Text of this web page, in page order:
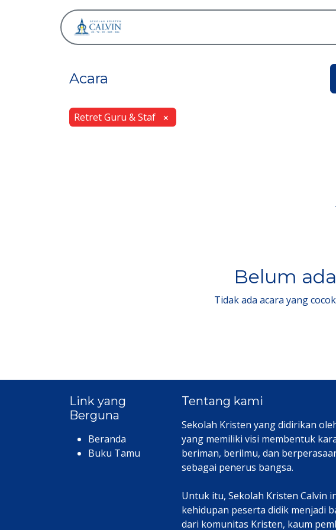
Acara
Retret Guru & Staf ×
Belum
Tidak ada acara yang
Link yang
Berguna
Beranda
Buku Tamu
Tentang kami
Sekolah Kristen yang didirikan
yang memiliki visi membentuk
beriman, berilmu, dan
sebagai penerus bangsa.
Untuk itu, Sekolah Kristen Calvin
kehidupan peserta didik menjadi
dari komunitas Kristen, kaum